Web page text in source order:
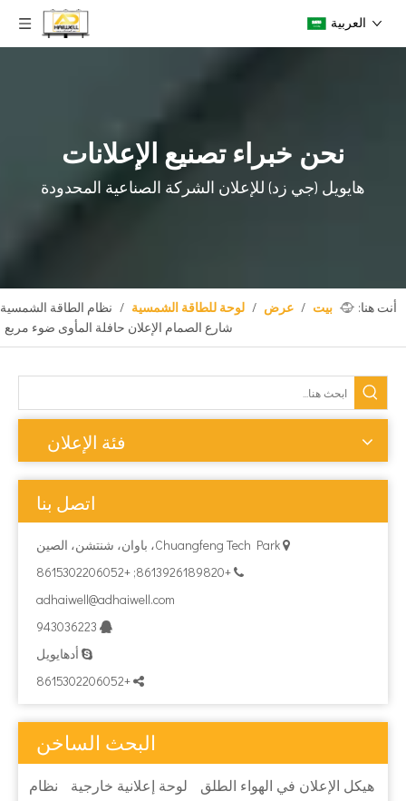
العربية
نحن خبراء تصنيع الإعلانات
هايويل (جي زد) للإعلان الشركة الصناعية المحدودة
أنت هنا: بيت / عرض / لوحة للطاقة الشمسية / نظام الطاقة الشمسية
شارع الصمام الإعلان حافلة المأوى ضوء مربع
فئة الإعلان
اتصل بنا
 Chuangfeng Tech Park، باوان، شنتشن، الصين

+8613926189820; +8615302206052
adhaiwell@adhaiwell.com

 أدهايويل

+8615302206052
البحث الساخن
هيكل الإعلان في الهواء الطلق لوحة إعلانية خارجية
نظام